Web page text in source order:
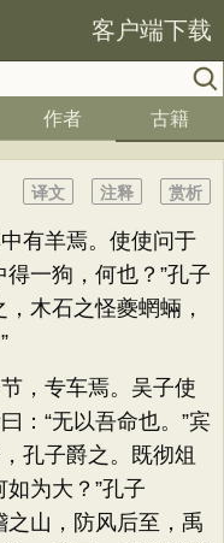
客户端下载
作者 古籍
赏析
注释
译文
有羊焉。使使问于
一狗，何也？”孔子
木石之怪夔蝄蜽，
，专车焉。吴子使
：“无以吾命也。”宾
孔子爵之。既彻俎
为大？”孔子
之山，防风后至，禹